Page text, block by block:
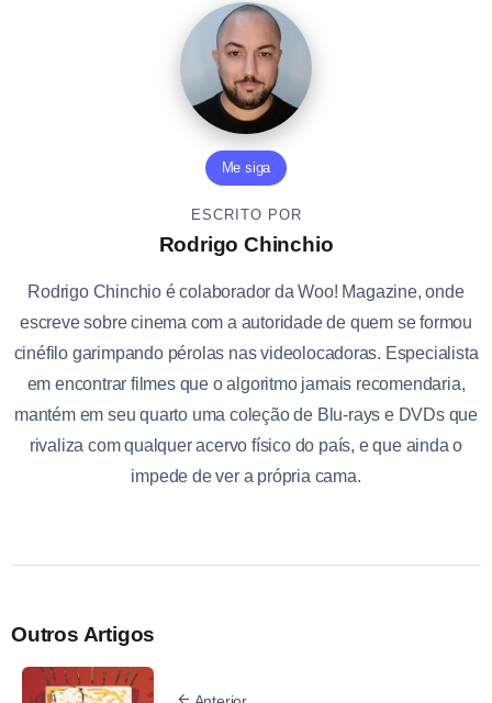
Me siga
ESCRITO POR
Rodrigo Chinchio
Rodrigo Chinchio é colaborador da Woo! Magazine, onde
escreve sobre cinema com a autoridade de quem se formou
cinéfilo garimpando pérolas nas videolocadoras. Especialista
em encontrar filmes que o algoritmo jamais recomendaria,
mantém em seu quarto uma coleção de Blu-rays e DVDs que
rivaliza com qualquer acervo físico do país, e que ainda o
impede de ver a própria cama.
Outros Artigos